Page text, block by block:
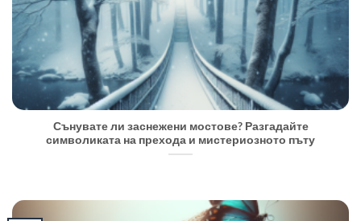
Сънувате ли заснежени мостове? Разгадайте
символиката на прехода и мистериозното пъту